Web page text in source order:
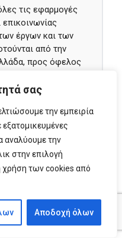
σας
την εμπειρία
αναλύουμε την
στην επιλογή
χρήση των cookies από
Αποδοχή όλων
τις εφαρμογές
έργων και των
από την
προς όφελος
Προβολής και
2027.
μπορείτε να
Μονάδα
με τον τόπο